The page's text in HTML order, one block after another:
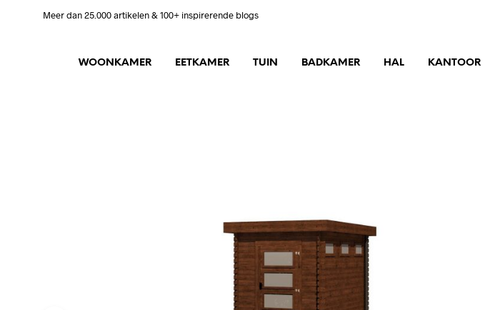
Meer dan 25.000 artikelen & 100+ inspirerende blogs
WOONKAMER EETKAMER TUIN BADKAMER HAL KANTOOR